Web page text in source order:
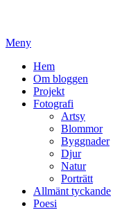
Meny
Primär
meny
Hem
Om bloggen
Projekt
Fotografi
Artsy
Blommor
Byggnader
Djur
Natur
Porträtt
Allmänt tyckande
Poesi